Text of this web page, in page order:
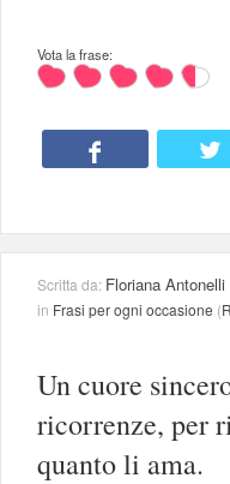
Vota la frase:
Scritta da: Floriana Antonelli
in Frasi per ogni occasione (
Un cuore
ricorrenze, per
quanto li ama.